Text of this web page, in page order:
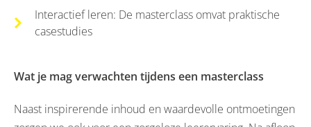
Interactief leren: De masterclass omvat praktische
casestudies
Wat je mag verwachten tijdens een masterclass
Naast inspirerende inhoud en waardevolle ontmoetingen